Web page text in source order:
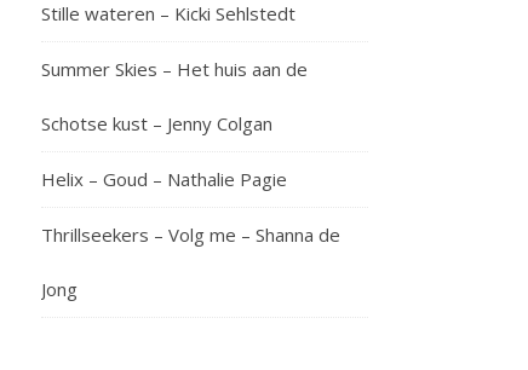
Stille wateren – Kicki Sehlstedt
Summer Skies – Het huis aan de
Schotse kust – Jenny Colgan
Helix – Goud – Nathalie Pagie
Thrillseekers – Volg me – Shanna de
Jong